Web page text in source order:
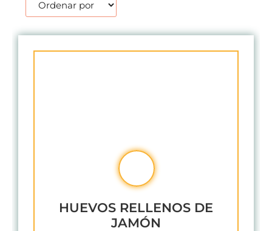
HUEVOS RELLENOS DE
JAMÓN